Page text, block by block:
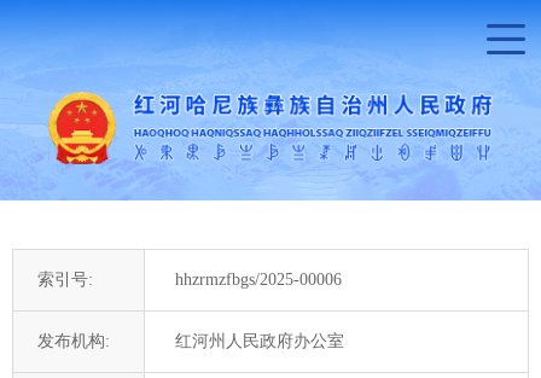
索引号: hhzrmzfbgs/2025-00006
发布机构: 红河州人民政府办公室